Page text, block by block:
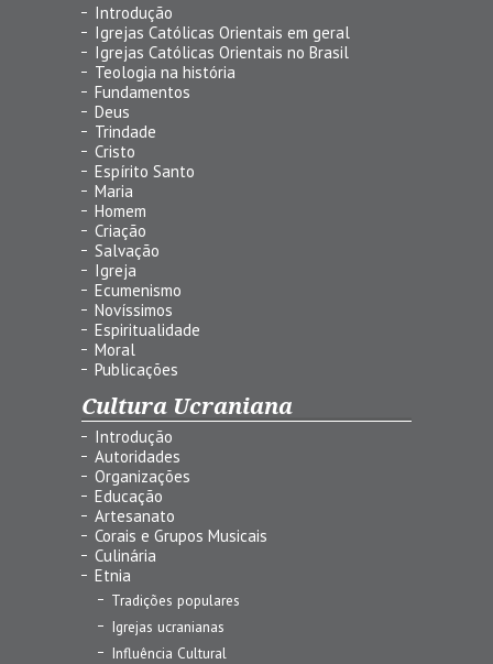
Introdução
Igrejas Católicas Orientais em geral
Igrejas Católicas Orientais no Brasil
Teologia na história
Fundamentos
Deus
Trindade
Cristo
Espírito Santo
Maria
Homem
Criação
Salvação
Igreja
Ecumenismo
Novíssimos
Espiritualidade
Moral
Publicações
Cultura Ucraniana
Introdução
Autoridades
Organizações
Educação
Artesanato
Corais e Grupos Musicais
Culinária
Etnia
Tradições populares
Igrejas ucranianas
Influência Cultural